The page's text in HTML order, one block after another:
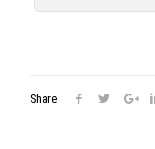
Share